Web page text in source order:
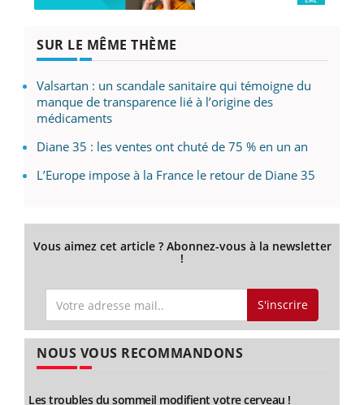
SUR LE MÊME THÈME
Valsartan : un scandale sanitaire qui témoigne du
manque de transparence lié à l’origine des
médicaments
Diane 35 : les ventes ont chuté de 75 % en un an
L’Europe impose à la France le retour de Diane 35
Vous aimez cet article ? Abonnez-vous à la newsletter
!
S'inscrire
NOUS VOUS RECOMMANDONS
Les troubles du sommeil modifient votre cerveau !